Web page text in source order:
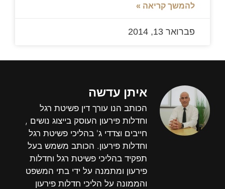
להמשך קריאה »
פברואר 13, 2014
איתן עדשה
הכותב הנו עורך דין פשיטת רגל
וחדלות פירעון העוסק בייצוג נושים ,
חייבים וצדדי ג' בהליכי פשיטת רגל
וחדלות פירעון. הכותב משמש בעל
תפקיד בהליכי פשיטת רגל וחדלות
פירעון ומתמנה על ידי בתי המשפט
והממונה על הליכי חדלות פירעון